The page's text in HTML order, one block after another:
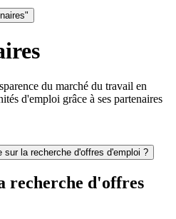
du marché du travail en
d'emploi grâce à ses partenaires
sur la recherche d'offres d'emploi ?
recherche d'offres